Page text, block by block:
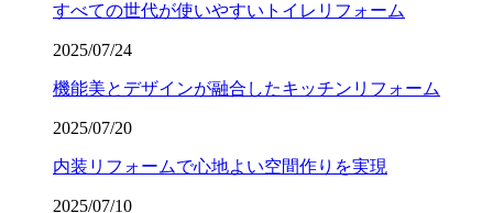
すべての世代が使いやすいトイレリフォーム
2025/07/24
機能美とデザインが融合したキッチンリフォーム
2025/07/20
内装リフォームで心地よい空間作りを実現
2025/07/10